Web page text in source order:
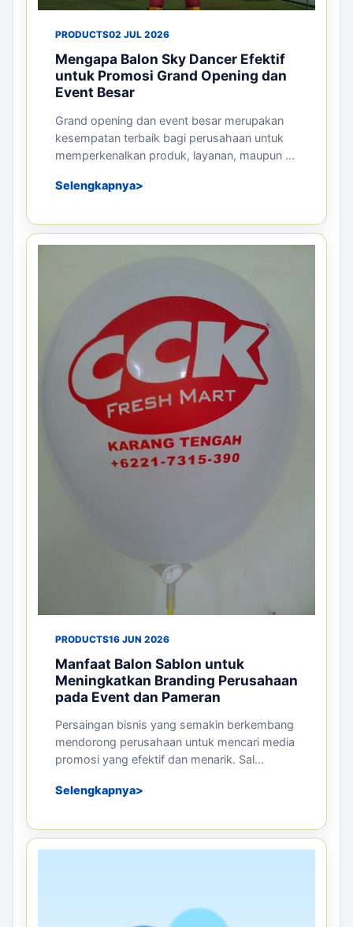
PRODUCTS02 JUL 2026
Mengapa Balon Sky Dancer Efektif
untuk Promosi Grand Opening dan
Event Besar
Grand opening dan event besar merupakan
kesempatan terbaik bagi perusahaan untuk
memperkenalkan produk, layanan, maupun ...
Selengkapnya
PRODUCTS16 JUN 2026
Manfaat Balon Sablon untuk
Meningkatkan Branding Perusahaan
pada Event dan Pameran
Persaingan bisnis yang semakin berkembang
mendorong perusahaan untuk mencari media
promosi yang efektif dan menarik. Sal...
Selengkapnya